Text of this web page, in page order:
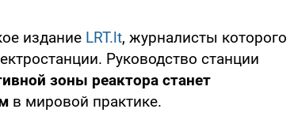
издание LRT.lt, журналисты которого
Руководство станции
зоны реактора станет
в мировой практике.